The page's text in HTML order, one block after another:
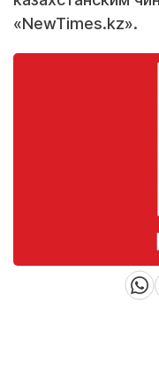
«NewTimes.kz».